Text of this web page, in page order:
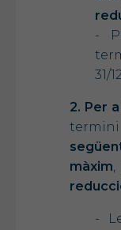
-
31/
2. Per
màxim,
-